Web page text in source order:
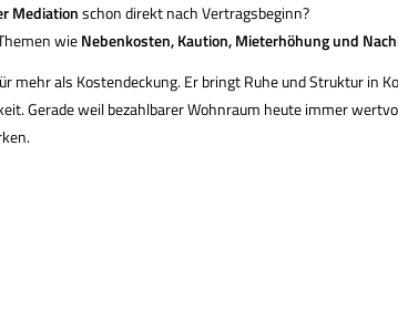
Mediationschon direkt nach Vertragsbeginn?
wieNebenkosten, Kaution, Mieterhöhung und
mehr als Kostendeckung. Er bringt Ruhe und Struktur in
Gerade weil bezahlbarer Wohnraum heute immer